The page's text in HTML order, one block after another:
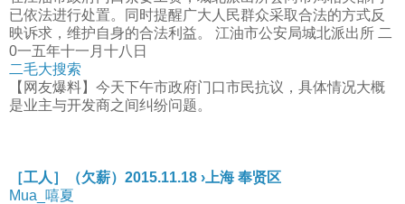
已依法进行处置。同时提醒广大人民群众采取合法的方式反
映诉求，维护自身的合法利益。 江油市公安局城北派出所 二
0一五年十一月十八日
二毛大搜索
【网友爆料】今天下午市政府门口市民抗议，具体情况大概
是业主与开发商之间纠纷问题。
［工人］（欠薪）2015.11.18 ›上海 奉贤区
Mua_嘻夏